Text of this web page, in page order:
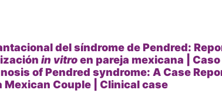
del​ síndrome de Pendred:
in vitroen pareja mexicana |
of Pendred syndrome: A Case
Couple | Clinical case